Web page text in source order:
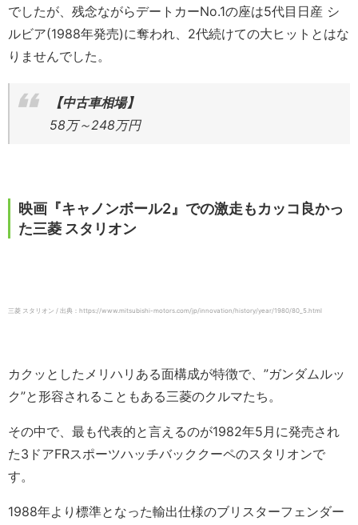
でしたが、残念ながらデートカーNo.1の座は5代目日産 シ
ルビア(1988年発売)に奪われ、2代続けての大ヒットとはな
りませんでした。
【中古車相場】
58万～248万円
映画『キャノンボール2』での激走もカッコ良かっ
た三菱 スタリオン
三菱 スタリオン / 出典：https://www.mitsubishi-motors.com/jp/innovation/history/year/1980/80_5.html
カクッとしたメリハリある面構成が特徴で、”ガンダムルッ
ク”と形容されることもある三菱のクルマたち。
その中で、最も代表的と言えるのが1982年5月に発売され
た3ドアFRスポーツハッチバッククーペのスタリオンで
す。
1988年より標準となった輸出仕様のブリスターフェンダー